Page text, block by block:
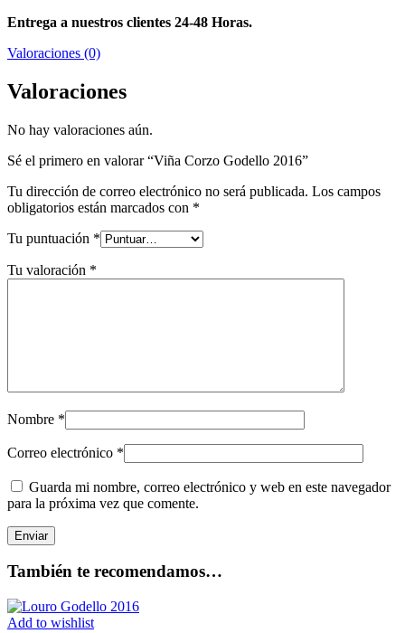
Entrega a nuestros clientes 24-48 Horas.
Valoraciones (0)
Valoraciones
No hay valoraciones aún.
Sé el primero en valorar “Viña Corzo Godello 2016”
Tu dirección de correo electrónico no será publicada. Los campos
obligatorios están marcados con *
Tu puntuación *
Tu valoración *
Nombre *
Correo electrónico *
Guarda mi nombre, correo electrónico y web en este navegador
para la próxima vez que comente.
También te recomendamos…
Add to wishlist